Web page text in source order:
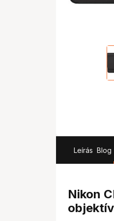
Leírás Blog
Nikon